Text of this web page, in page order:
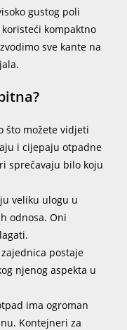
gustog poli
kompaktno
sve kante na
što možete vidjeti
i cijepaju otpadne
sprečavaju bilo koju
veliku ulogu u
odnosa. Oni
postaje
njenog aspekta u
ima ogroman
Kontejneri za